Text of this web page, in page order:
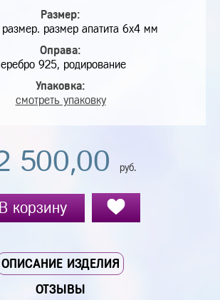
Размер:
размер. размер апатита 6х4 мм
Оправа:
925, родирование
Упаковка:
смотреть упаковку
500,00 руб.
В корзину
ОПИСАНИЕ ИЗДЕЛИЯ
ОТЗЫВЫ